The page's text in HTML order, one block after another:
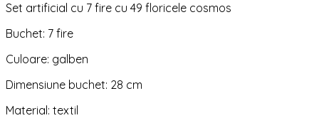
Set artificial cu 7 fire cu 49 floricele cosmos
Buchet: 7 fire
Culoare: galben
Dimensiune buchet: 28 cm
Material: textil